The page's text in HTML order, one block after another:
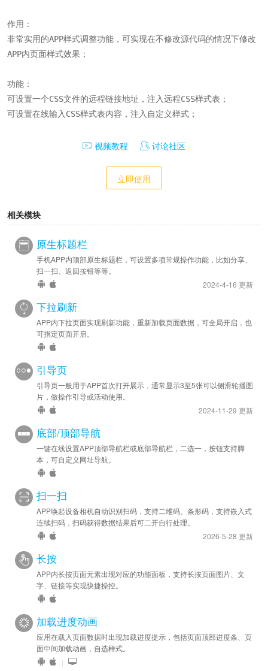
作用：
非常实用的APP样式调整功能，可实现在不修改源代码的情况下修改
APP内页面样式效果；
功能：
可设置一个CSS文件的远程链接地址，注入远程CSS样式表；
可设置在线输入CSS样式表内容，注入自定义样式；
视频教程 讨论社区
立即使用
相关模块
原生标题栏
手机APP内顶部原生标题栏，可设置多项常规操作功能，比如分享、
扫一扫、返回按钮等等。
2024-4-16 更新
下拉刷新
APP内下拉页面实现刷新功能，重新加载页面数据，可全局开启，也
可指定页面开启。
引导页
引导页一般用于APP首次打开展示，通常显示3至5张可以侧滑轮播图
片，做操作引导或活动使用。
2024-11-29 更新
底部/顶部导航
一键在线设置APP顶部导航栏或底部导航栏，二选一，按钮支持脚
本，可自定义网址导航。
扫一扫
APP唤起设备相机自动识别扫码，支持二维码、条形码，支持嵌入式
连续扫码，扫码获得数据结果后可二开自行处理。
2026-5-28 更新
长按
APP内长按页面元素出现对应的功能面板，支持长按页面图片、文
字、链接等实现快捷操控。
加载进度动画
应用在载入页面数据时出现加载进度提示，包括页面顶部进度条、页
面中间加载动画，自选样式。
|